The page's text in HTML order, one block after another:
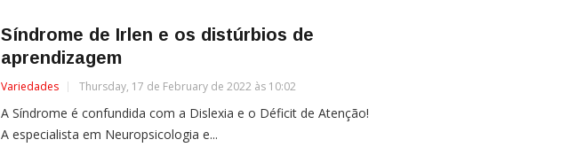
Síndrome de Irlen e os distúrbios de
aprendizagem
Variedades Thursday, 17 de February de 2022 às 10:02
A Síndrome é confundida com a Dislexia e o Déficit de Atenção!
A especialista em Neuropsicologia e...